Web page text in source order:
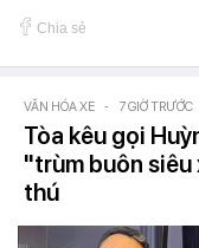
Chia sẻ
VĂN HÓA XE - 7 GIỜ TRƯỚC
Tòa kêu gọi
"trùm buôn siêu
thú